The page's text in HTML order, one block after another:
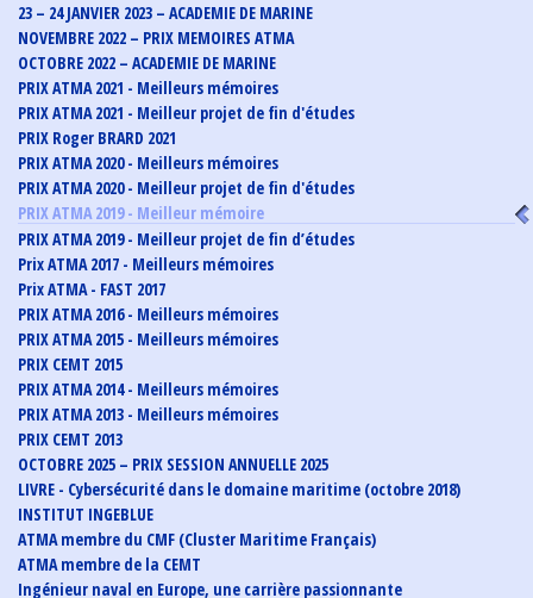
23 – 24 JANVIER 2023 – ACADEMIE DE MARINE
NOVEMBRE 2022 – PRIX MEMOIRES ATMA
OCTOBRE 2022 – ACADEMIE DE MARINE
PRIX ATMA 2021 - Meilleurs mémoires
PRIX ATMA 2021 - Meilleur projet de fin d'études
PRIX Roger BRARD 2021
PRIX ATMA 2020 - Meilleurs mémoires
PRIX ATMA 2020 - Meilleur projet de fin d'études
PRIX ATMA 2019 - Meilleur mémoire
PRIX ATMA 2019 - Meilleur projet de fin d’études
Prix ATMA 2017 - Meilleurs mémoires
Prix ATMA - FAST 2017
PRIX ATMA 2016 - Meilleurs mémoires
PRIX ATMA 2015 - Meilleurs mémoires
PRIX CEMT 2015
PRIX ATMA 2014 - Meilleurs mémoires
PRIX ATMA 2013 - Meilleurs mémoires
PRIX CEMT 2013
OCTOBRE 2025 – PRIX SESSION ANNUELLE 2025
LIVRE - Cybersécurité dans le domaine maritime (octobre 2018)
INSTITUT INGEBLUE
ATMA membre du CMF (Cluster Maritime Français)
ATMA membre de la CEMT
Ingénieur naval en Europe, une carrière passionnante